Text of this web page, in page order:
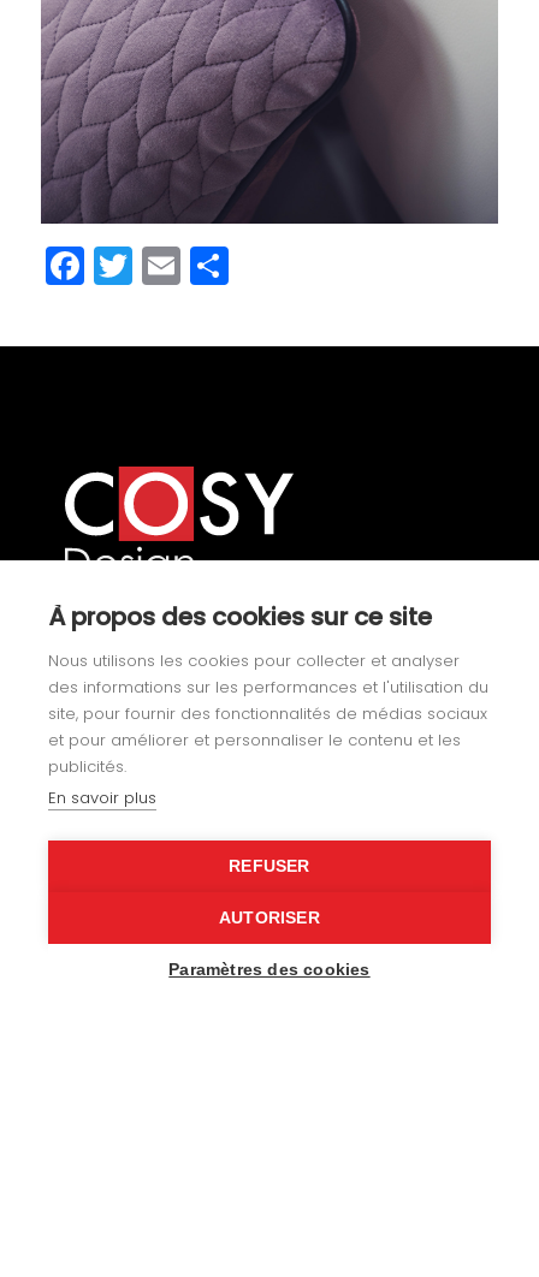
Facebook
Twitter
EmailShare
Our product categories
Yachting
Fixtures
Specialist upholstery
Our expertise
À propos des cookies sur ce site
Nous utilisons les cookies pour collecter et analyser
des informations sur les performances et l'utilisation du
site, pour fournir des fonctionnalités de médias sociaux
et pour améliorer et personnaliser le contenu et les
publicités.
En savoir plus
REFUSER
AUTORISER
Paramètres des cookies